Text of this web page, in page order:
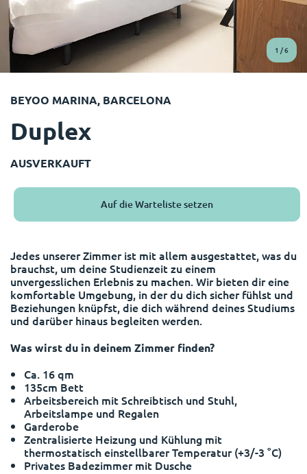
Sprache
English (GB)
Català
Italian
French
Portuguese
Wähle ein Land aus
Wähle eine Stadt aus
Wähle eine Unterkunft aus
Anmelden
Jetzt buchen
Portuguese
1 /6
BEYOO MARINA, BARCELONA
Duplex
AUSVERKAUFT
Auf die Warteliste setzen
Jedes unserer Zimmer ist mit allem ausgestattet, was du
brauchst, um deine Studienzeit zu einem
unvergesslichen Erlebnis zu machen. Wir bieten dir eine
komfortable Umgebung, in der du dich sicher fühlst und
Beziehungen knüpfst, die dich während deines Studiums
und darüber hinaus begleiten werden.
Was wirst du in deinem Zimmer finden?
Ca. 16 qm
135cm Bett
Arbeitsbereich mit Schreibtisch und Stuhl,
Arbeitslampe und Regalen
Garderobe
Zentralisierte Heizung und Kühlung mit
thermostatisch einstellbarer Temperatur (+3/-3 °C)
Privates Badezimmer mit Dusche